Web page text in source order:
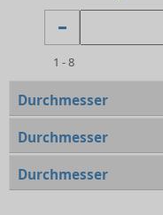
1 - 8
Durchmesser
Durchmesser
Durchmesser